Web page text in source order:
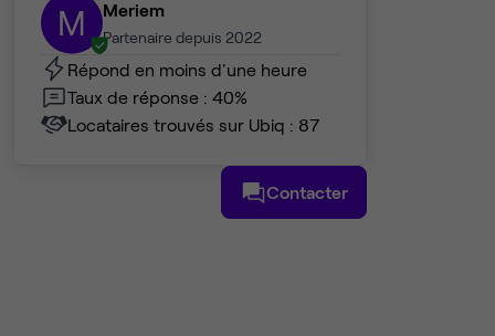
M Meriem
Partenaire depuis 2022
Répond en moins d'une heure
Taux de réponse : 40%
Locataires trouvés sur Ubiq : 87
Contacter